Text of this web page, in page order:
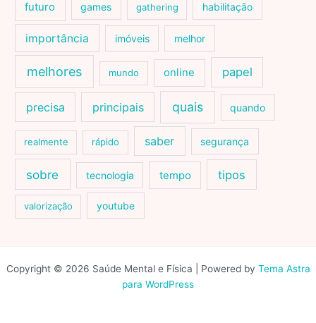
futuro games gathering habilitação
importância imóveis melhor
melhores mundo online papel
precisa principais quais quando
realmente rápido saber segurança
sobre tecnologia tempo tipos
valorização youtube
Copyright © 2026 Saúde Mental e Física | Powered by Tema Astra
para WordPress